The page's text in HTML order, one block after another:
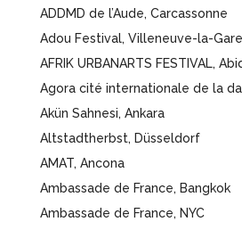
ADDMD de l’Aude, Carcassonne
Adou Festival, Villeneuve-la-
AFRIK URBANARTS FESTIVAL,
Agora cité internationale de la
Akün Sahnesi, Ankara
Altstadtherbst, Düsseldorf
AMAT, Ancona
Ambassade de France, Bangkok
Ambassade de France, NYC